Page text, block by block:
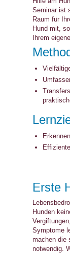
Seminar ist
Raum für
Hund mit,
Ihrem
Erste
Hunden
Symptome
machen die
notwendig.